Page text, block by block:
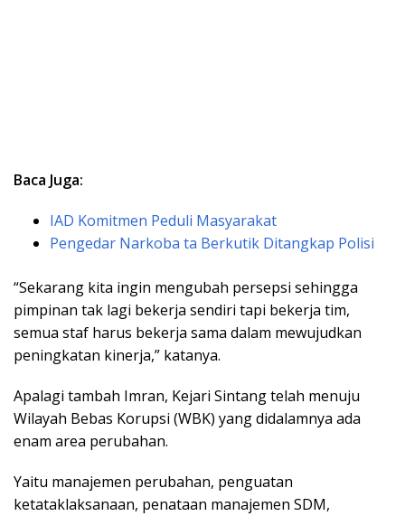
Baca Juga:
IAD Komitmen Peduli Masyarakat
Pengedar Narkoba ta Berkutik Ditangkap Polisi
“Sekarang kita ingin mengubah persepsi sehingga
pimpinan tak lagi bekerja sendiri tapi bekerja tim,
semua staf harus bekerja sama dalam mewujudkan
peningkatan kinerja,” katanya.
Apalagi tambah Imran, Kejari Sintang telah menuju
Wilayah Bebas Korupsi (WBK) yang didalamnya ada
enam area perubahan.
Yaitu manajemen perubahan, penguatan
ketataklaksanaan, penataan manajemen SDM,